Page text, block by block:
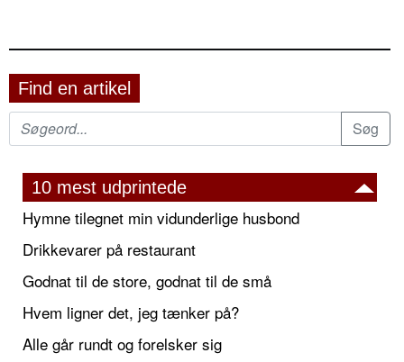
Find en artikel
10 mest udprintede
Hymne tilegnet min vidunderlige husbond
Drikkevarer på restaurant
Godnat til de store, godnat til de små
Hvem ligner det, jeg tænker på?
Alle går rundt og forelsker sig